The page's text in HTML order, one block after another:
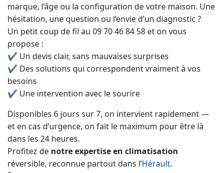
marque, l’âge ou la configuration de votre maison. Une
hésitation, une question ou l’envie d’un diagnostic ?
Un petit coup de fil au 09 70 46 84 58 et on vous
propose :
✔ Un devis clair, sans mauvaises surprises
✔ Des solutions qui correspondent vraiment à vos
besoins
✔ Une intervention avec le sourire
Disponibles 6 jours sur 7, on intervient rapidement —
et en cas d’urgence, on fait le maximum pour être là
dans les 24 heures.
Profitez de notre expertise en climatisation
réversible, reconnue partout dans l’Hérault.